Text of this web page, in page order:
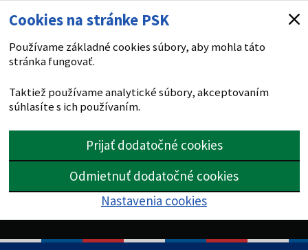
Cookies na stránke PSK
Používame základné cookies súbory, aby mohla táto
stránka fungovať.
Taktiež používame analytické súbory, akceptovaním
súhlasíte s ich používaním.
Prijať dodatočné cookies
Odmietnuť dodatočné cookies
Nastavenia cookies